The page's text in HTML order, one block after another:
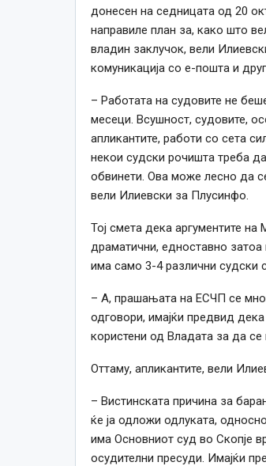
донесен на седницата од 20
направиле план за, како што
владин заклучок, вели
комуникација со е-пошта и
– Работата на судовите не
месеци. Всушност, судовите,
апликантите, работи со сета
некои судски рочишта треба
обвинети. Ова може лесно да
вели Илиевски за Плусинфо.
Тој смета дека аргументите
драматични, едноставно затоа
има само 3-4 различни судски
– А, прашањата на ЕСЧП се
одговори, имајќи предвид
користени од Владата за да
Оттаму, апликантите, вели
– Вистинската причина за
ќе ја одложи одлуката,
има Основниот суд во Скопје
осудителни пресуди. Имајќи